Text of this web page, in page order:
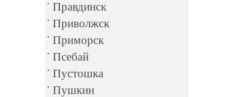
Правдинск
Приволжск
Приморск
Псебай
Пустошка
Пушкин